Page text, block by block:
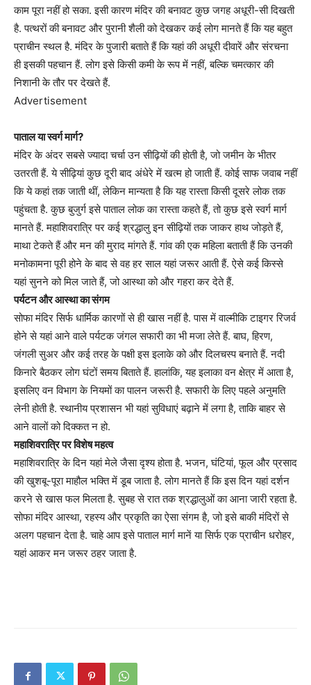
काम पूरा नहीं हो सका. इसी कारण मंदिर की बनावट कुछ जगह अधूरी-सी दिखती
है. पत्थरों की बनावट और पुरानी शैली को देखकर कई लोग मानते हैं कि यह बहुत
प्राचीन स्थल है. मंदिर के पुजारी बताते हैं कि यहां की अधूरी दीवारें और संरचना
ही इसकी पहचान हैं. लोग इसे किसी कमी के रूप में नहीं, बल्कि चमत्कार की
निशानी के तौर पर देखते हैं.
Advertisement
पाताल या स्वर्ग मार्ग?
मंदिर के अंदर सबसे ज्यादा चर्चा उन सीढ़ियों की होती है, जो जमीन के भीतर
उतरती हैं. ये सीढ़ियां कुछ दूरी बाद अंधेरे में खत्म हो जाती हैं. कोई साफ जवाब नहीं
कि ये कहां तक जाती थीं, लेकिन मान्यता है कि यह रास्ता किसी दूसरे लोक तक
पहुंचता है. कुछ बुजुर्ग इसे पाताल लोक का रास्ता कहते हैं, तो कुछ इसे स्वर्ग मार्ग
मानते हैं. महाशिवरात्रि पर कई श्रद्धालु इन सीढ़ियों तक जाकर हाथ जोड़ते हैं,
माथा टेकते हैं और मन की मुराद मांगते हैं. गांव की एक महिला बताती हैं कि उनकी
मनोकामना पूरी होने के बाद से वह हर साल यहां जरूर आती हैं. ऐसे कई किस्से
यहां सुनने को मिल जाते हैं, जो आस्था को और गहरा कर देते हैं.
पर्यटन और आस्था का संगम
सोफा मंदिर सिर्फ धार्मिक कारणों से ही खास नहीं है. पास में वाल्मीकि टाइगर रिजर्व
होने से यहां आने वाले पर्यटक जंगल सफारी का भी मजा लेते हैं. बाघ, हिरण,
जंगली सुअर और कई तरह के पक्षी इस इलाके को और दिलचस्प बनाते हैं. नदी
किनारे बैठकर लोग घंटों समय बिताते हैं. हालांकि, यह इलाका वन क्षेत्र में आता है,
इसलिए वन विभाग के नियमों का पालन जरूरी है. सफारी के लिए पहले अनुमति
लेनी होती है. स्थानीय प्रशासन भी यहां सुविधाएं बढ़ाने में लगा है, ताकि बाहर से
आने वालों को दिक्कत न हो.
महाशिवरात्रि पर विशेष महत्व
महाशिवरात्रि के दिन यहां मेले जैसा दृश्य होता है. भजन, घंटियां, फूल और प्रसाद
की खुशबू-पूरा माहौल भक्ति में डूब जाता है. लोग मानते हैं कि इस दिन यहां दर्शन
करने से खास फल मिलता है. सुबह से रात तक श्रद्धालुओं का आना जारी रहता है.
सोफा मंदिर आस्था, रहस्य और प्रकृति का ऐसा संगम है, जो इसे बाकी मंदिरों से
अलग पहचान देता है. चाहे आप इसे पाताल मार्ग मानें या सिर्फ एक प्राचीन धरोहर,
यहां आकर मन जरूर ठहर जाता है.